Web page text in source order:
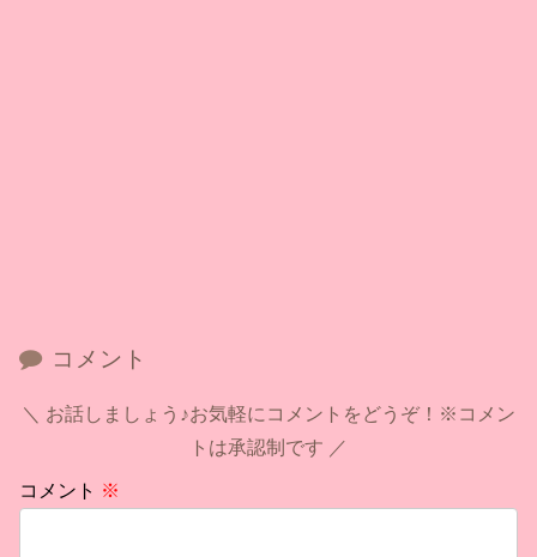
コメント
お話しましょう♪お気軽にコメントをどうぞ！※コメン
トは承認制です
コメント ※